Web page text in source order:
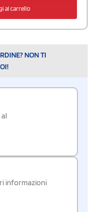
al carrello
NON TI
informazioni